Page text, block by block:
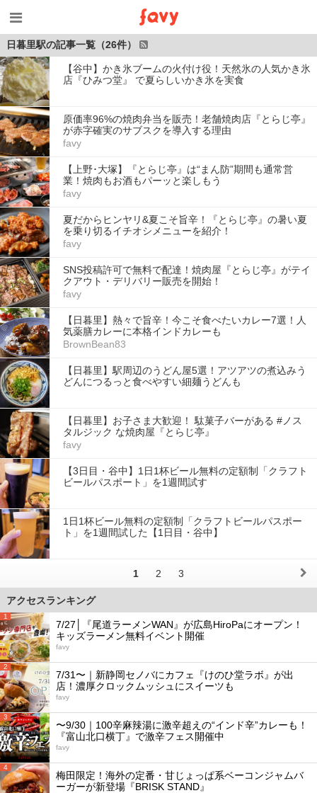
日暮里駅の記事一覧（26件）
【谷中】かき氷ブームの火付け役！天然氷の人気かき氷
店『ひみつ堂』 で夏らしいかき氷を実食
原価率96%の焼肉弁当を販売！老舗焼肉店『とらじ亭』
が赤字確実のサブスクを導入する理由
favy
【上野･大塚】『とらじ亭』は“まん防”期間も通常営
業！焼肉もお酒もパーッと楽しもう
favy
夏だからヒンヤリ&夏こそ旨辛！『とらじ亭』の暑い夏
を乗り切るイチオシメニューを紹介！
favy
SNS投稿許可で無料で配達！焼肉屋『とらじ亭』がテイ
クアウト・デリバリー販売を開始！
favy
【日暮里】熱々で旨辛！今こそ食べたいカレー7選！人
気薬膳カレーに本格インドカレーも
BrownBean83
【日暮里】駅周辺のうどん屋5選！アツアツの煮込みう
どんにつるっと食べやすい細麺うどんも
【日暮里】お子さま大歓迎！ 駄菓子バーがある #ノス
タルジック な焼肉屋『とらじ亭』
favy
【3日目・谷中】1日1杯ビール無料の定額制「クラフト
ビールパスポート」を1週間試す
1日1杯ビール無料の定額制「クラフトビールパスポー
ト」を1週間試した【1日目・谷中】
1 2 3
アクセスランキング
1
7/27│『尾道ラーメンWAN』が広島HiroPaにオープン！
キッズラーメン無料イベント開催
favy
2
7/31〜｜新静岡セノバにカフェ『けのひ堂ラボ』が出
店！濃厚クロックムッシュにスイーツも
favy
3
〜9/30｜100辛麻辣湯に激辛超えの“インド辛”カレーも！
『富山北口横丁』で激辛フェス開催中
favy
4
梅田限定！海外の定番・甘じょっぱ系ベーコンジャムバ
ーガーが新登場『BRISK STAND』